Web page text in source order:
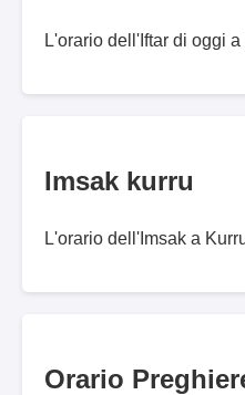
L'orario dell'Iftar di oggi
Imsak kurru
L'orario dell'Imsak a
Orario